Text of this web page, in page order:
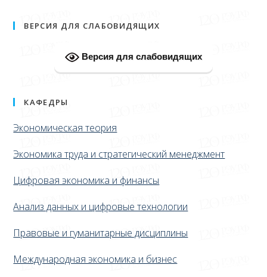
ВЕРСИЯ ДЛЯ СЛАБОВИДЯЩИХ
Версия для слабовидящих
КАФЕДРЫ
Экономическая теория
Экономика труда и стратегический менеджмент
Цифровая экономика и финансы
Анализ данных и цифровые технологии
Правовые и гуманитарные дисциплины
Международная экономика и бизнес